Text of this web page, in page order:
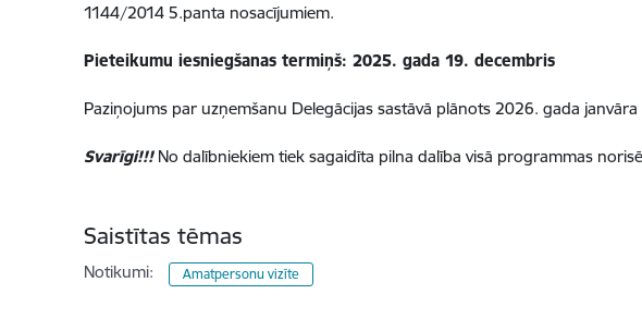
1144/2014 5.panta nosacījumiem.
Pieteikumu iesniegšanas termiņš: 2025. gada 19. decembris
Paziņojums par uzņemšanu Delegācijas sastāvā plānots 2026. gada
Svarīgi!!!No dalībniekiem tiek sagaidīta pilna dalība visā programmas
Saistītas tēmas
Notikumi: Amatpersonu vizīte